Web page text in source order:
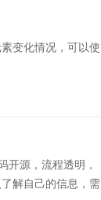
变化情况，可以使
开源，流程透明，
解自己的信息，需